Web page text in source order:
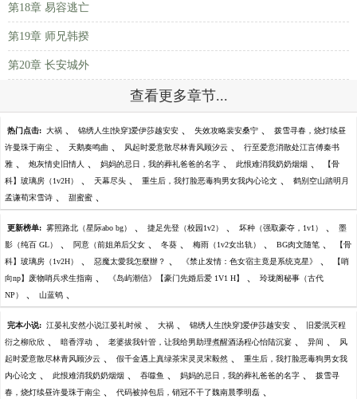
第18章 易容逃亡
第19章 师兄韩揆
第20章 长安城外
查看更多章节...
热门点击: 大祸 、 锦绣人生[快穿]爱伊莎越安安 、 失效攻略裴安桑宁 、 拨雪寻春，烧灯续昼
许曼珠于南尘 、 天鹅奏鸣曲 、 风起时爱意散尽林青风顾汐云 、 行至爱意消散处江言傅秦书
雅 、 炮灰情史旧情人 、 妈妈的忌日，我的葬礼爸爸的名字 、 此恨难消我奶奶烟烟 、 【骨
科】玻璃房（1v2H） 、 天幕尽头 、 重生后，我打脸恶毒狗男女我内心论文 、 鹤别空山踏明月
孟谦荀宋雪诗 、 甜蜜蜜 、
更新榜单: 雾照路北（星际abo bg） 、 捷足先登（校园1v2） 、 坏种（强取豪夺，1v1） 、 墨
影（纯百 GL） 、 阿意（前姐弟后父女 、 冬葵 、 梅雨（1v2女出轨） 、 BG肉文随笔 、 【骨
科】玻璃房（1v2H） 、 惡魔太愛我怎麼辦？ 、 《禁止发情：色女宿主竟是系统克星》 、 【哨
向np】废物哨兵求生指南 、 《岛屿潮信》【豪门先婚后爱 1V1 H】 、 玲珑阁秘事（古代
NP） 、 山蓝鸲 、
完本小说: 江晏礼安然小说江晏礼时候 、 大祸 、 锦绣人生[快穿]爱伊莎越安安 、 旧爱泯灭程
衍之柳欣欣 、 暗香浮动 、 老婆拔我针管，让我给男助理煮醒酒汤程心怡陆沉宴 、 异间 、 风
起时爱意散尽林青风顾汐云 、 假千金遇上真绿茶宋灵灵宋毅然 、 重生后，我打脸恶毒狗男女我
内心论文 、 此恨难消我奶奶烟烟 、 吞噬鱼 、 妈妈的忌日，我的葬礼爸爸的名字 、 拨雪寻
春，烧灯续昼许曼珠于南尘 、 代码被掉包后，销冠不干了魏南晨季明磊 、